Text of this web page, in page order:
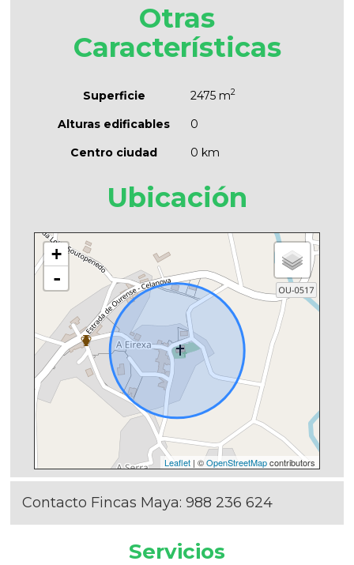
Otras
Características
Superficie 2475 m2
Alturas edificables
0
Centro ciudad
0 km
Ubicación
+
-
Leaflet| ©OpenStreetMapcontributors
Contacto Fincas Maya:988 236 624
Servicios